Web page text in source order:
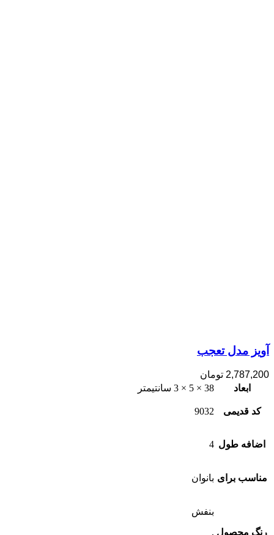
آویز مدل تعجب
2,787,200 تومان
ابعاد
38 × 5 × 3 سانتیمتر
کد قدیمی 9032
اضافه طول 4
مناسب برای بانوان
رنگ محصول
بنفش
,